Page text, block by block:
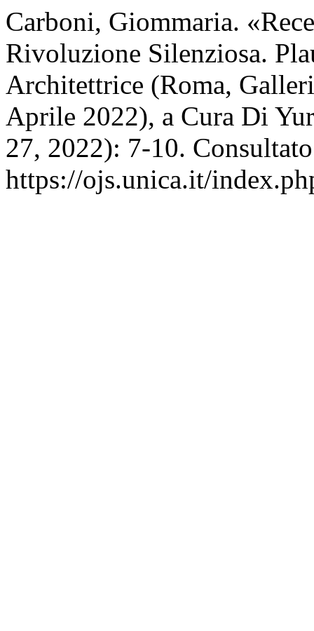
Carboni, Giommaria.
Rivoluzione Silenziosa.
Architettrice (Roma,
Aprile 2022), a Cura Di
27, 2022): 7-10.
https://ojs.unica.it/